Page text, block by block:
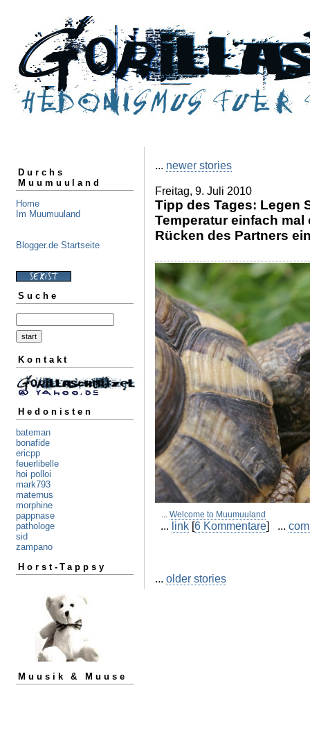
Durchs
Muumuuland
Home
Im Muumuuland
Blogger.de Startseite
Suche
Kontakt
Hedonisten
bateman
bonafide
ericpp
feuerlibelle
hoi polloi
mark793
maternus
morphine
pappnase
pathologe
sid
zampano
Horst-Tappsy
Muusik & Muuse
... newer stories
Freitag, 9. Juli 2010
Tipp des Tages: Legen
Temperatur einfach
Rücken des Partners
... Welcome to Muumuuland
... link [6 Kommentare] ...
... older stories